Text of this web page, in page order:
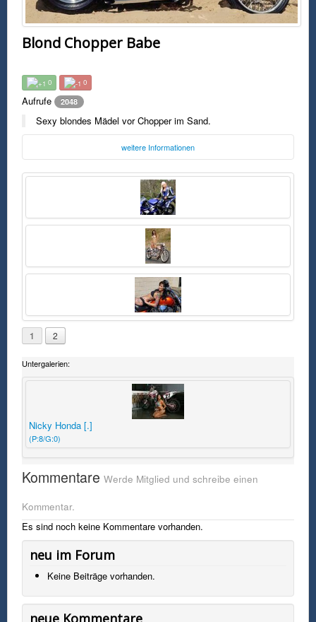
Blond Chopper Babe
0 0
Aufrufe 2048
Sexy blondes Mädel vor Chopper im Sand.
weitere Informationen
Foto:Unbekannt
Freitag, 12. Februar 2016 23:36 Uhr
Sexy blondes Mädel vor Chopper im Sand.
1 2
Untergalerien:
Nicky Honda [.]
(P:8/G:0)
Kommentare Werde Mitglied und schreibe einen
Kommentar.
Es sind noch keine Kommentare vorhanden.
neu im Forum
Keine Beiträge vorhanden.
neue Kommentare